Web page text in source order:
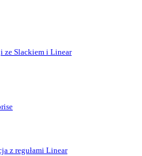
ze Slackiem i Linear
z regułami Linear